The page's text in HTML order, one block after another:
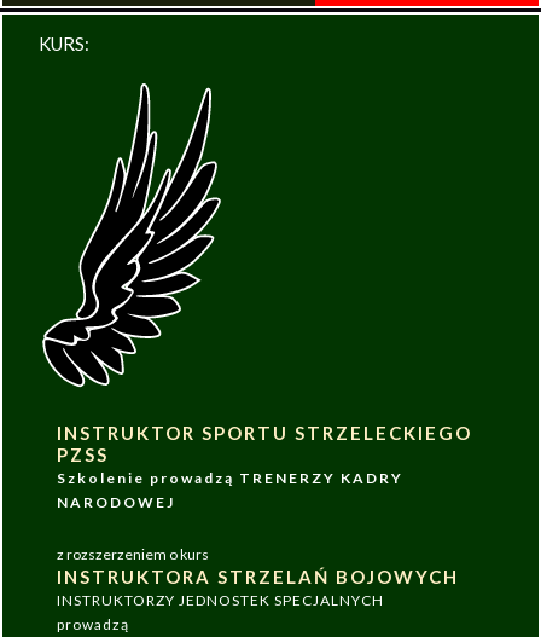
KURS:
INSTRUKTOR SPORTU STRZELECKIEGO
PZSS
Szkolenie prowadzą TRENERZY KADRY
NARODOWEJ
z rozszerzeniem o kurs
INSTRUKTORA STRZELAŃ BOJOWYCH
INSTRUKTORZY JEDNOSTEK SPECJALNYCH
prowadzą